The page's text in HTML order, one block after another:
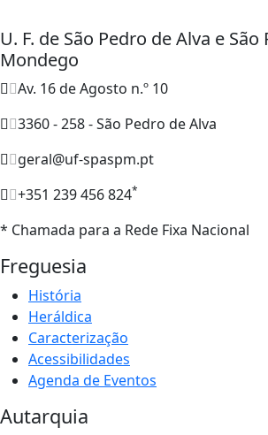
U. F. de São Pedro de Alva e São
Mondego
Av. 16 de Agosto n.º 10
3360 - 258 - São Pedro de Alva
geral@uf-spaspm.pt
+351 239 456 824*
* Chamada para a Rede Fixa Nacional
Freguesia
História
Heráldica
Caracterização
Acessibilidades
Agenda de Eventos
Autarquia